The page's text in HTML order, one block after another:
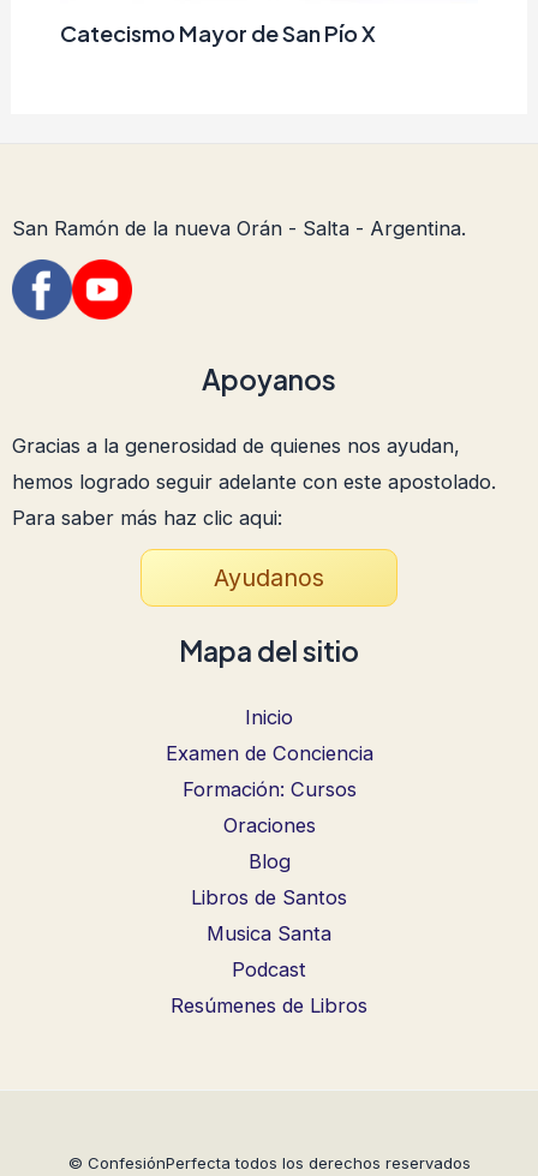
Catecismo Mayor de San Pío X
San Ramón de la nueva Orán - Salta - Argentina.
Apoyanos
Gracias a la generosidad de quienes nos ayudan,
hemos logrado seguir adelante con este apostolado.
Para saber más haz clic aqui:
Ayudanos
Mapa del sitio
Inicio
Examen de Conciencia
Formación: Cursos
Oraciones
Blog
Libros de Santos
Musica Santa
Podcast
Resúmenes de Libros
© ConfesiónPerfecta todos los derechos reservados